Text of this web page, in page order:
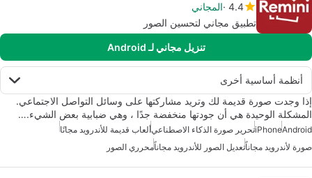
4.4 المجاني
تطبيق مجاني لتحسين الصور
تنزيل مجاني لـ Android
أنظمة أساسية أخرى
إذا وجدت صورة قديمة لك وتريد مشاركتها على وسائل التواصل الاجتماعي.
المشكلة الوحيدة هي أن جودتها منخفضة جدًا ، وهي ضبابية بعض الشيء.…
Android
iPhoneتحرير صورة الذكاء الاصطناعيألعاب قديمة للأندرويد مجانًا
صورة لأندرويد مجاناًتعديل الصور للأندرويد مجاناًمحرري الصور